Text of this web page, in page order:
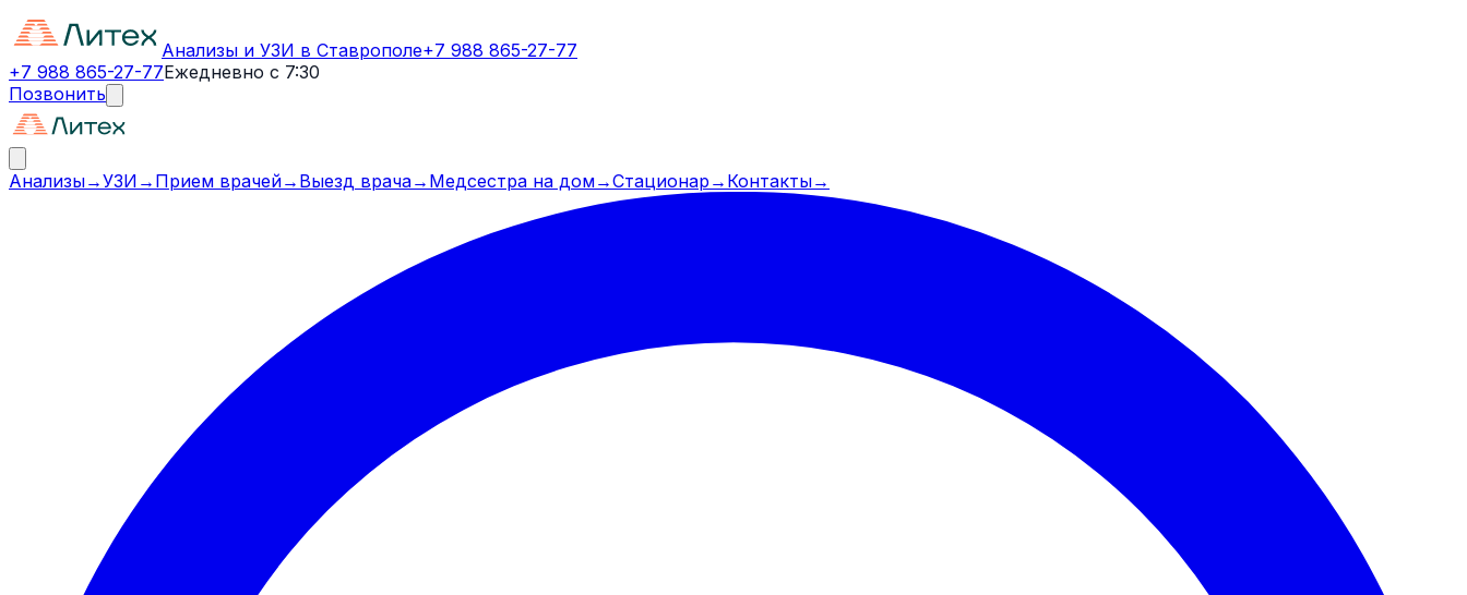
Анализы и УЗИ в Ставрополе+7 988 865-27-77
+7 988 865-27-77Ежедневно с 7:30
Позвонить
Анализы→УЗИ → Прием врачей→ Выезд врача→ Медсестра на дом→Стационар → Контакты→